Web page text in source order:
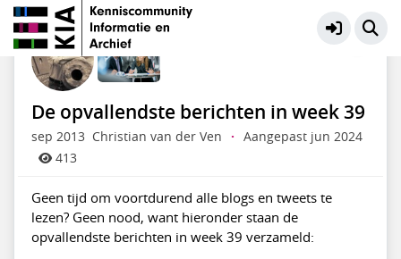
KIA Community Meer
De opvallendste berichten in week 39
sep 2013 Christian van der Ven ·
Aangepast jun 2024
413
Geen tijd om voortdurend alle blogs en tweets te
lezen? Geen nood, want hieronder staan de
opvallendste berichten in week 39 verzameld: